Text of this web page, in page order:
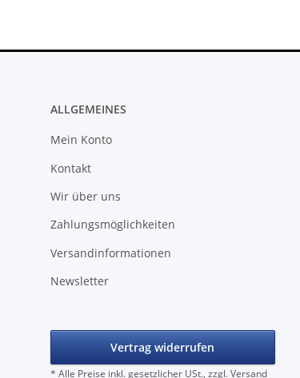
ALLGEMEINES
Mein Konto
Kontakt
Wir über uns
Zahlungsmöglichkeiten
Versandinformationen
Newsletter
Vertrag widerrufen
* Alle Preise inkl. gesetzlicher USt., zzgl.Versand